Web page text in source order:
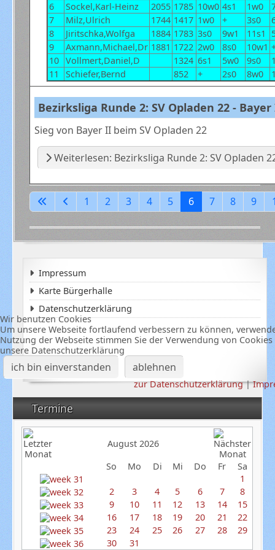
Termine
August 2026
So
Mo Di Mi Do Fr
Sa
1
2
3 4 5 6 7
8
9
10 11 12 13 14
15
16
17 18 19 20 21
22
23
24 25 26 27 28
29
30
31
6
Sockel,Karl-Heinz 2055 1785 10w0 4s1 1w0
7
Milz,Ulrich 1744 1417 1w0 + 3s0
8
Jiritschka,Wolfga 1884 1783 3s0 9w1 11s1
9
Axmann,Michael,Dr 1881 1722 2w0 8s0 10w1
10 Vollmert,Daniel,D 1324 6s1 5w0 9s0
11
Schiefer,Bernd 852 + 2s0 8w0
Bezirksliga Runde 2: SV Opladen 22 - Bayer
Sieg von Bayer II beim SV Opladen 22
Weiterlesen: Bezirksliga Runde 2: SV Opladen
1 2 3 4 5 6 7 8 9
Impressum
Karte Bürgerhalle
Datenschutzerklärung
Wir benutzen Cookies
Um unsere Webseite fortlaufend verbessern zu können,
Nutzung der Webseite stimmen Sie der Verwendung von
unsere Datenschutzerklärung
ich bin einverstanden ablehnen
zur Datenschutzerklärung|